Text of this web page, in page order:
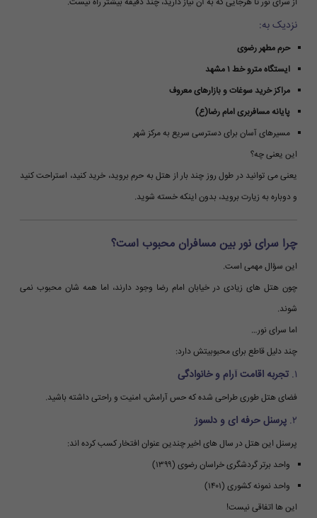
نزدیک به:
حرم مطهر رضوی
ایستگاه مترو خط ۱ مشهد
مراکز خرید سوغات و بازارهای معروف
پایانه مسافربری امام رضا(ع)
مسیرهای آسان برای دسترسی سریع به مرکز شهر
این یعنی چه؟
یعنی می توانید در طول روز چند بار از هتل به حرم بروید، خرید کنید، استراحت کنید
و دوباره به زیارت بروید، بدون اینکه خسته شوید.
چرا سرای نور بین مسافران محبوب است؟
این سؤال مهمی است.
چون هتل های زیادی در خیابان امام رضا وجود دارند، اما همه شان محبوب نمی
شوند.
اما سرای نور…
چند دلیل قاطع برای محبوبیتش دارد:
۱. تجربه اقامت آرام و خانوادگی
فضای هتل طوری طراحی شده که حس آرامش، امنیت و راحتی داشته باشید.
۲. پرسنل حرفه ای و دلسوز
پرسنل این هتل در سال های اخیر چندین عنوان افتخار کسب کرده اند:
واحد برتر گردشگری خراسان رضوی (۱۳۹۹)
واحد نمونه کشوری (۱۴۰۱)
این ها اتفاقی نیست!